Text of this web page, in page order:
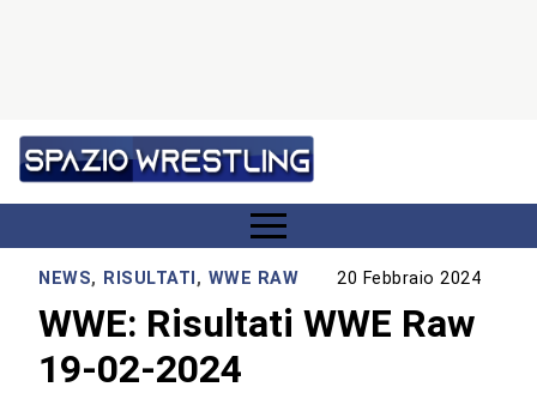
NEWS, RISULTATI, WWE RAW 20 Febbraio 2024
WWE: Risultati WWE Raw
19-02-2024